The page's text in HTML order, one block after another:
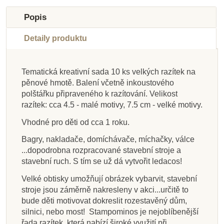
Skladem
Aladine StampoBaby,
stroje
409 Kč
Přidat do košíku
Výprodej
Skladem
Aladine Razítkovací
116 Kč145 Kč
Přidat do košíku
Skladem
Aladine StampoBaby,
domácí zvířátka
409 Kč
Přidat do košíku
Výprodej
Skladem
Djeco Sada - Razítka
445 Kč635 Kč
Přidat do košíku
Na dotaz
Aladine StampoBaby,
domácí mazlíčci
409 Kč
Zobrazit detail
Výprodej
Skladem
Aladine Vyprávěcí
razítka StampoStory
153 Kč219 Kč
Přidat do košíku
Skladem
Lesní svět Razítka 9
ks - Hmyz
647 Kč
Přidat do košíku
Skladem
Aladine
StampoMinos, safari
369 Kč
Přidat do košíku
Popis
Detaily produktu
Tematická kreativní sada 10 ks velkých razítek na
pěnové hmotě. Balení včetně inkoustového
polštářku připraveného k razítování. Velikost
razítek: cca 4.5 - malé motivy, 7.5 cm - velké motivy.
Vhodné pro děti od cca 1 roku.
Bagry, nakladače, domíchávače, míchačky, válce
...dopodrobna rozpracované stavební stroje a
stavební ruch. S tím se už dá vytvořit ledacos!
Velké obtisky umožňují obrázek vybarvit, stavební
stroje jsou záměrně nakresleny v akci...určitě to
bude děti motivovat dokreslit rozestavěný dům,
silnici, nebo most! Stampominos je nejoblíbenější